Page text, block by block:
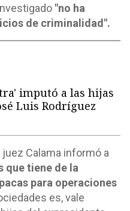
"no ha
de criminalidad".
imputó a las hijas
Luis Rodríguez
Calama informó a
que tiene de la
para operaciones
es, vale